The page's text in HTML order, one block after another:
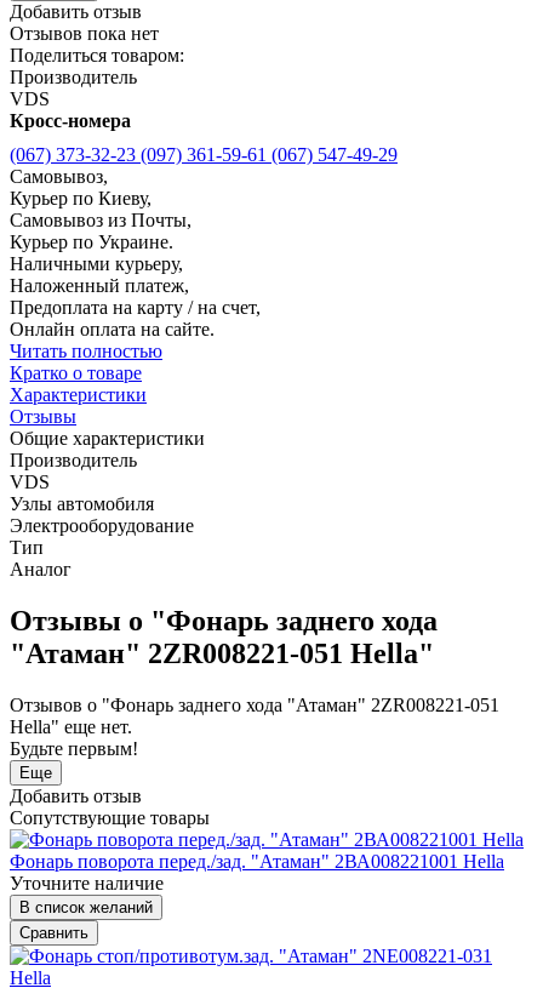
Добавить отзыв
Отзывов пока нет
Поделиться товаром:
Производитель
VDS
Кросс-номера
(067) 373-32-23 (097) 361-59-61 (067) 547-49-29
Самовывоз,
Курьер по Киеву,
Самовывоз из Почты,
Курьер по Украине.
Наличными курьеру,
Наложенный платеж,
Предоплата на карту / на счет,
Онлайн оплата на сайте.
Читать полностью
Кратко о товаре
Характеристики
Отзывы
Общие характеристики
Производитель
VDS
Узлы автомобиля
Электрооборудование
Тип
Аналог
Отзывы о "Фонарь заднего хода
"Атаман" 2ZR008221-051 Hella"
Отзывов о "Фонарь заднего хода "Атаман" 2ZR008221-051
Hella" еще нет.
Будьте первым!
Еще
Добавить отзыв
Сопутствующие товары
Фонарь поворота перед./зад. "Атаман" 2ВА008221001 Hella
Уточните наличие
В список желаний
Сравнить